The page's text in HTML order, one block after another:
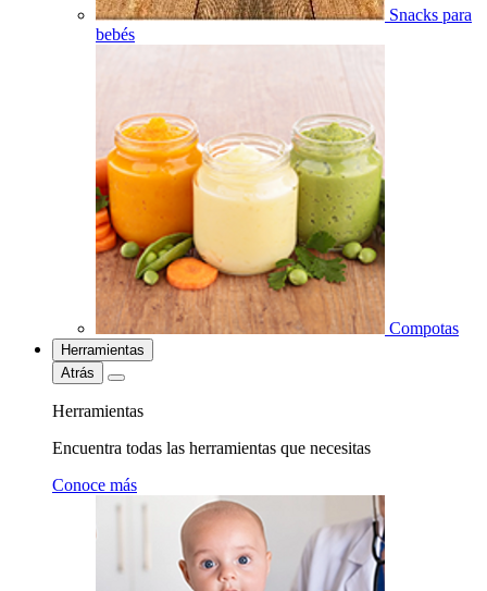
Snacks para
bebés
Compotas
Herramientas
Atrás
Herramientas
Encuentra todas las herramientas que necesitas
Conoce más